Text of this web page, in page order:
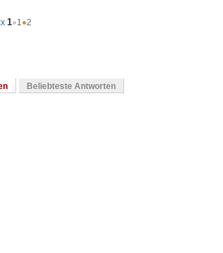
1●1●2
Beliebteste Antworten